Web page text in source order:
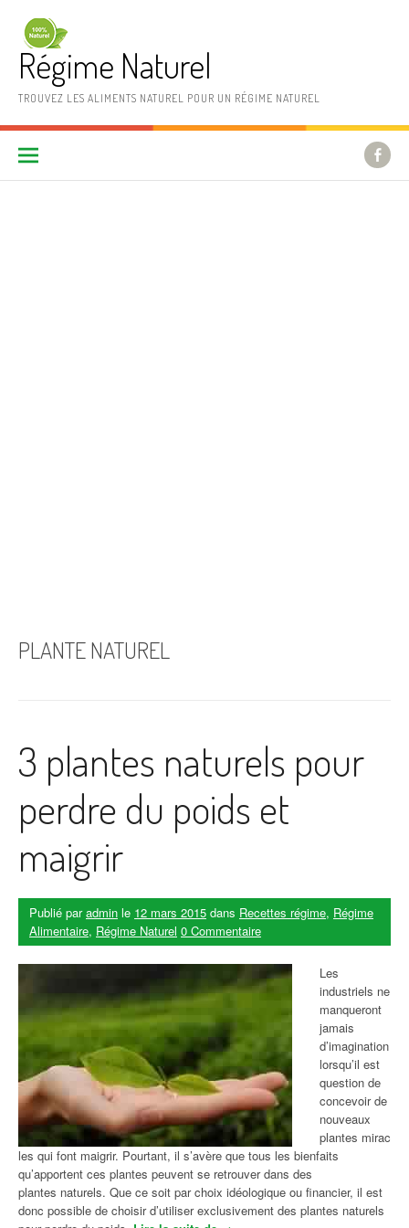
Régime Naturel
TROUVEZ LES ALIMENTS NATUREL POUR UN RÉGIME NATUREL
PLANTE NATUREL
3 plantes naturels pour
perdre du poids et
maigrir
Publié paradmin le 12 mars 2015 dans Recettes régime, Régime
Alimentaire, Régime Naturel 0 Commentaire
Les
industriels ne
manqueront
jamais
d’imagination
lorsqu’il est
question de
concevoir de
nouveaux
plantes mirac
les qui font maigrir. Pourtant, il s’avère que tous les bienfaits
qu’apportent ces plantes peuvent se retrouver dans des
plantes naturels. Que ce soit par choix idéologique ou financier, il est
donc possible de choisir d’utiliser exclusivement des plantes naturels